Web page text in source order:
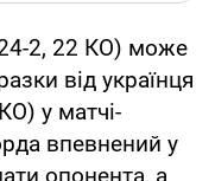
2, 22 КО) може
від українця
у матчі-
впевнений у
опонента, а